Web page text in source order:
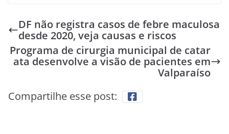
DF não registra casos de febre maculosa
desde 2020, veja causas e riscos
Programa de cirurgia municipal de catar
ata desenvolve a visão de pacientes em
Valparaíso
Compartilhe esse post: